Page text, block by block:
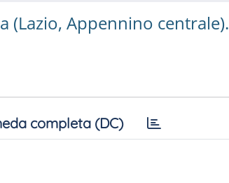
(Lazio, Appennino centrale).
completa (DC)